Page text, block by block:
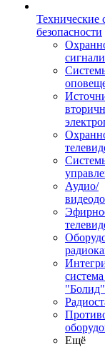
Технические
безопасности
Аудио/
"Болид"
Ещё